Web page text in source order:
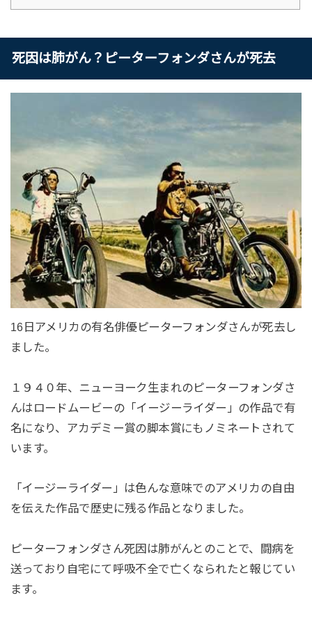
死因は肺がん？ピーターフォンダさんが死去
16日アメリカの有名俳優ピーターフォンダさんが死去し
ました。
１９４０年、ニューヨーク生まれのピーターフォンダさ
んはロードムービーの「イージーライダー」の作品で有
名になり、アカデミー賞の脚本賞にもノミネートされて
います。
「イージーライダー」は色んな意味でのアメリカの自由
を伝えた作品で歴史に残る作品となりました。
ピーターフォンダさん死因は肺がんとのことで、闘病を
送っており自宅にて呼吸不全で亡くなられたと報じてい
ます。